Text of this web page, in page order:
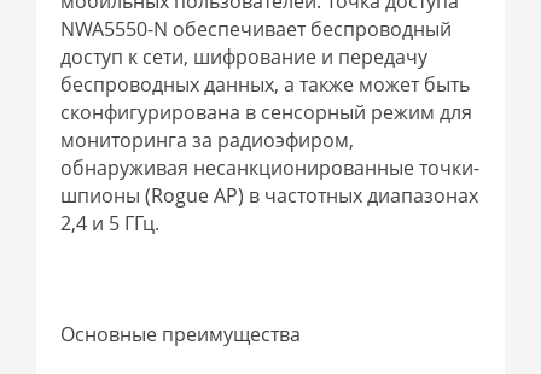
NWA5550-N обеспечивает беспроводный
доступ к сети, шифрование и передачу
беспроводных данных, а также может быть
сконфигурирована в сенсорный режим для
мониторинга за радиоэфиром,
обнаруживая несанкционированные точки-
шпионы (Rogue AP) в частотных диапазонах
2,4 и 5 ГГц.
Основные преимущества